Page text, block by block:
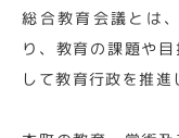
総合教育会議とは
り、教育の課題や
して教育行政を推進